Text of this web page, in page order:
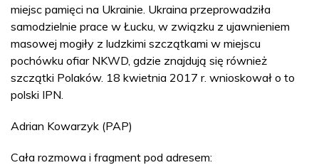
miejsc pamięci na Ukrainie. Ukraina przeprowadziła
samodzielnie prace w Łucku, w związku z ujawnieniem
masowej mogiły z ludzkimi szczątkami w miejscu
pochówku ofiar NKWD, gdzie znajdują się również
szczątki Polaków. 18 kwietnia 2017 r. wnioskował o to
polski IPN.
Adrian Kowarzyk (PAP)
Cała rozmowa i fragment pod adresem: